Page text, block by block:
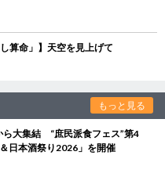
算命」】天空を見上げて
もっと見る
ら大集結 “庶民派食フェス”第4
日本酒祭り2026」を開催